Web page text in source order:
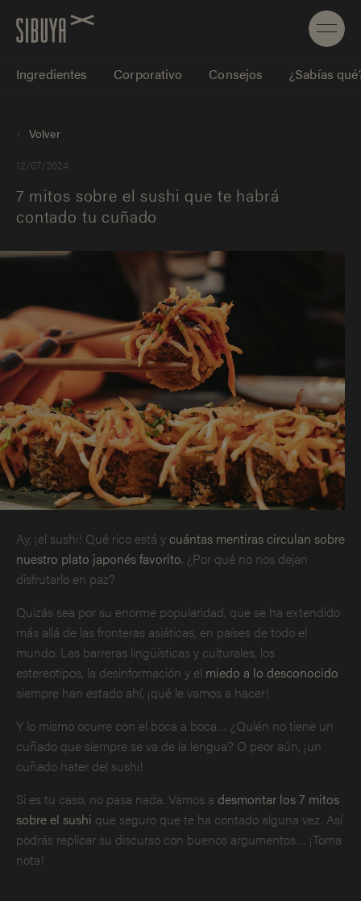
Ingredientes Corporativo Consejos ¿Sabías
12/07/2024
Volver
7 mitos sobre el sushi que te habrá
contado tu cuñado
Ay, ¡el sushi! Qué rico está ycuántas mentiras circulan sobre
nuestro plato japonés favorito. ¿Por qué no nos dejan
disfrutarlo en paz?
Quizás sea por su enorme popularidad, que se ha extendido
más allá de las fronteras asiáticas, en países de todo el
mundo. Las barreras lingüísticas y culturales, los
estereotipos, la desinformación y el miedo a lo desconocido
siempre han estado ahí, ¡qué le vamos a hacer!
Y lo mismo ocurre con el boca a boca… ¿Quién no tiene un
cuñado que siempre se va de la lengua? O peor aún, ¡un
cuñado hater del sushi!
Si es tu caso, no pasa nada. Vamos a desmontar los 7 mitos
sobre el sushi que seguro que te ha contado alguna vez. Así
podrás replicar su discurso con buenos argumentos… ¡Toma
nota!